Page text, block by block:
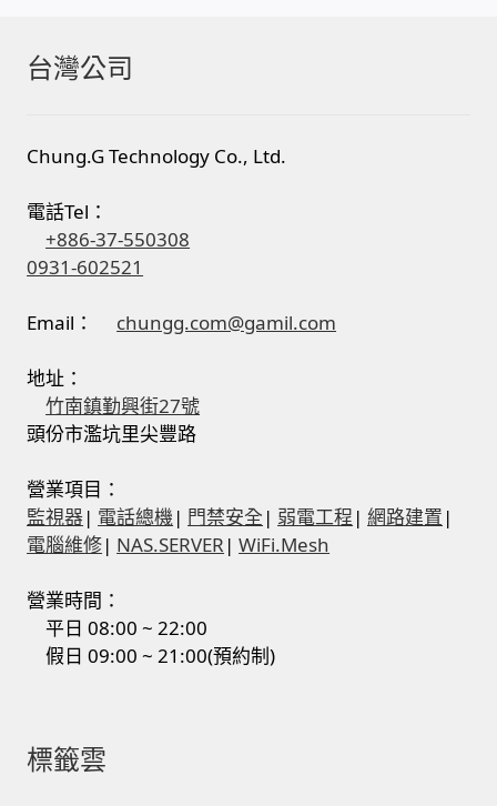
台灣公司
Chung.G Technology Co., Ltd.
電話Tel：
+886-37-550308
0931-602521
Email： chungg.com@gamil.com
地址：
竹南鎮勤興街27號
頭份市濫坑里尖豐路
營業項目：
監視器| 電話總機| 門禁安全 | 弱電工程 |網路建置 |
電腦維修| NAS.SERVER |WiFi.Mesh
營業時間：
平日 08:00 ~ 22:00
假日 09:00 ~ 21:00(預約制)
標籤雲